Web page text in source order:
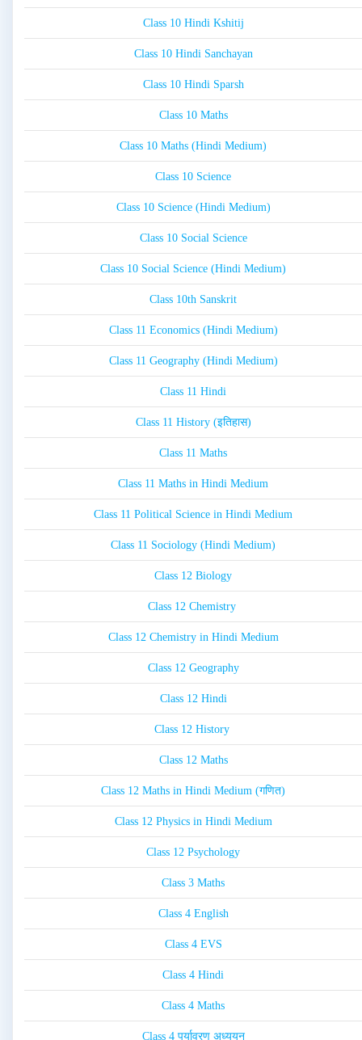
Class 10 Hindi Kshitij
Class 10 Hindi Sanchayan
Class 10 Hindi Sparsh
Class 10 Maths
Class 10 Maths (Hindi Medium)
Class 10 Science
Class 10 Science (Hindi Medium)
Class 10 Social Science
Class 10 Social Science (Hindi Medium)
Class 10th Sanskrit
Class 11 Economics (Hindi Medium)
Class 11 Geography (Hindi Medium)
Class 11 Hindi
Class 11 History (इतिहास)
Class 11 Maths
Class 11 Maths in Hindi Medium
Class 11 Political Science in Hindi Medium
Class 11 Sociology (Hindi Medium)
Class 12 Biology
Class 12 Chemistry
Class 12 Chemistry in Hindi Medium
Class 12 Geography
Class 12 Hindi
Class 12 History
Class 12 Maths
Class 12 Maths in Hindi Medium (गणित)
Class 12 Physics in Hindi Medium
Class 12 Psychology
Class 3 Maths
Class 4 English
Class 4 EVS
Class 4 Hindi
Class 4 Maths
Class 4 पर्यावरण अध्ययन